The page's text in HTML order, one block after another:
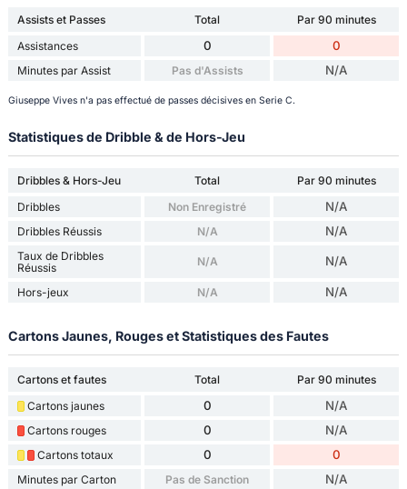
Assists et Passes Total
Par 90 minutes
Assistances
0 0
Minutes par Assist Pas d'Assists N/A
Giuseppe Vives n'a pas effectué de passes décisives en Serie C.
Statistiques de Dribble & de Hors-Jeu
Dribbles & Hors-Jeu Total
Par 90 minutes
Dribbles
Non Enregistré N/A
Dribbles Réussis N/A N/A
Taux de Dribbles
Réussis
N/A N/A
Hors-jeux N/A N/A
Cartons Jaunes, Rouges et Statistiques des Fautes
Cartons et fautes Total
Par 90 minutes
Cartons jaunes
0 N/A
Cartons rouges 0 N/A
Cartons totaux 0 0
Minutes par Carton Pas de Sanction N/A